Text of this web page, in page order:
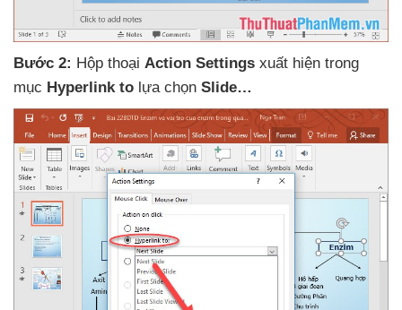
Bước 2: Hộp thoại Action Settings xuất hiện trong
mục Hyperlink to lựa chọn Slide…